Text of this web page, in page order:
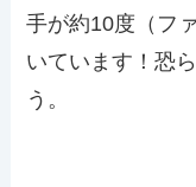
手が約10度（フ
いています！恐
う。